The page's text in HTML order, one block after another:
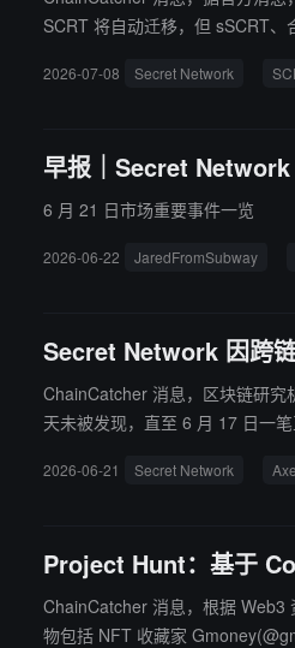
SCRT 将自动迁移，但 sSCRT
2026-07-08 Secret Network
早报｜Secret
6 月 21 日市场重要事件一览
2026-06-22 JaredFromSubway
Secret Network 因跨
ChainCatcher 消息，区块链研究机
天未被发现，直至 6 月 17 日一
换为 ETH 后，分散转入 KuCoin
2026-06-21 Secret Network
Project Hunt：基于
ChainCatcher 消息，根据 Web3